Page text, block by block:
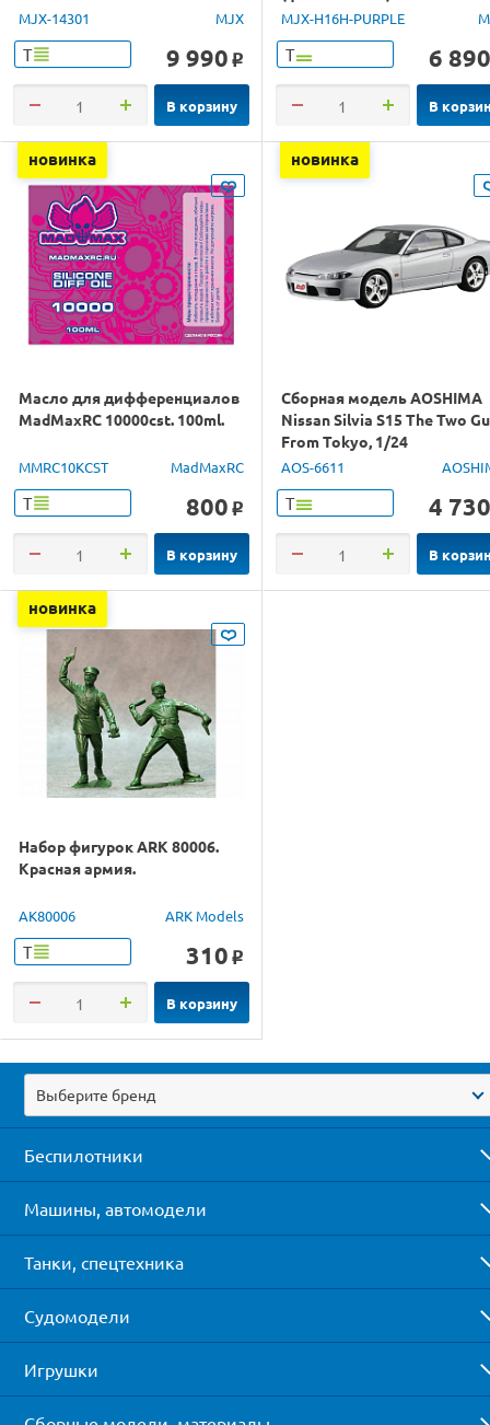
1/14 RTR
MJX-14301 MJX
Т 9 990 o
В корзину
GPS 1/16 RTR
MJX-H16H-PURPLE
Т 6 890
В
новинка
Масло для дифференциалов
MadMaxRC 10000cst. 100ml.
MMRC10KCST MadMaxRC
Т 800 o
В корзину
новинка
Сборная модель AOSHIMA
Nissan Silvia S15 The Two
From Tokyo, 1/24
AOS-6611
Т 4 730
В
новинка
Набор фигурок ARK 80006.
Красная армия.
AK80006 ARK Models
Т 310 o
В корзину
Выберите бренд
Беспилотники
Машины, автомодели
Танки, спецтехника
Судомодели
Игрушки